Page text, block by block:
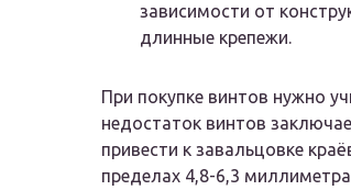
зависимости от
длинные крепежи.
При покупке винтов нужно
недостаток винтов
привести к завальцовке
пределах 4,8-6,3